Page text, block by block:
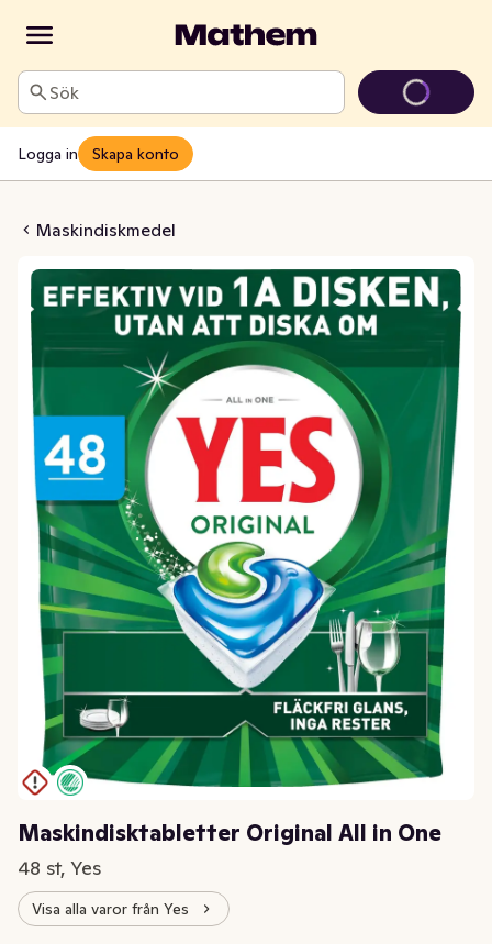
Sök
Logga in Skapa konto
Maskindiskmedel
Original All in One
Maskindisktabletter Original All in One
48 st, Yes
Visa alla varor från Yes